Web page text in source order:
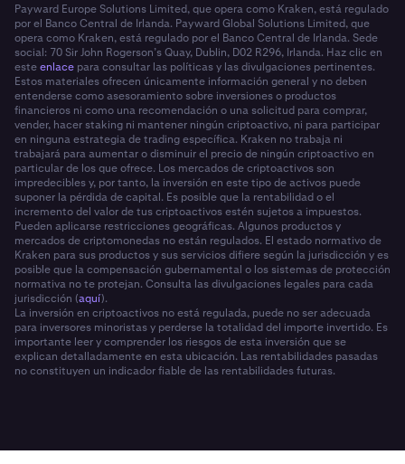
Payward Europe Solutions Limited, que opera como Kraken, está regulado
por el Banco Central de Irlanda. Payward Global Solutions Limited, que
opera como Kraken, está regulado por el Banco Central de Irlanda. Sede
social: 70 Sir John Rogerson’s Quay, Dublin, D02 R296, Irlanda. Haz clic en
esteenlace para consultar las políticas y las divulgaciones pertinentes.
Estos materiales ofrecen únicamente información general y no deben
entenderse como asesoramiento sobre inversiones o productos
financieros ni como una recomendación o una solicitud para comprar,
vender, hacer staking ni mantener ningún criptoactivo, ni para participar
en ninguna estrategia de trading específica. Kraken no trabaja ni
trabajará para aumentar o disminuir el precio de ningún criptoactivo en
particular de los que ofrece. Los mercados de criptoactivos son
impredecibles y, por tanto, la inversión en este tipo de activos puede
suponer la pérdida de capital. Es posible que la rentabilidad o el
incremento del valor de tus criptoactivos estén sujetos a impuestos.
Pueden aplicarse restricciones geográficas. Algunos productos y
mercados de criptomonedas no están regulados. El estado normativo de
Kraken para sus productos y sus servicios difiere según la jurisdicción y es
posible que la compensación gubernamental o los sistemas de protección
normativa no te protejan. Consulta las divulgaciones legales para cada
jurisdicción (aquí).
La inversión en criptoactivos no está regulada, puede no ser adecuada
para inversores minoristas y perderse la totalidad del importe invertido. Es
importante leer y comprender los riesgos de esta inversión que se
explican detalladamente en esta ubicación. Las rentabilidades pasadas
no constituyen un indicador fiable de las rentabilidades futuras.